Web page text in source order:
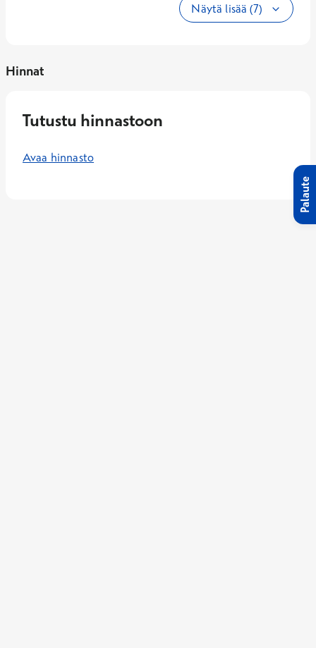
Näytä lisää (7)
Hinnat
Tutustu hinnastoon
Avaa hinnasto
Palaute